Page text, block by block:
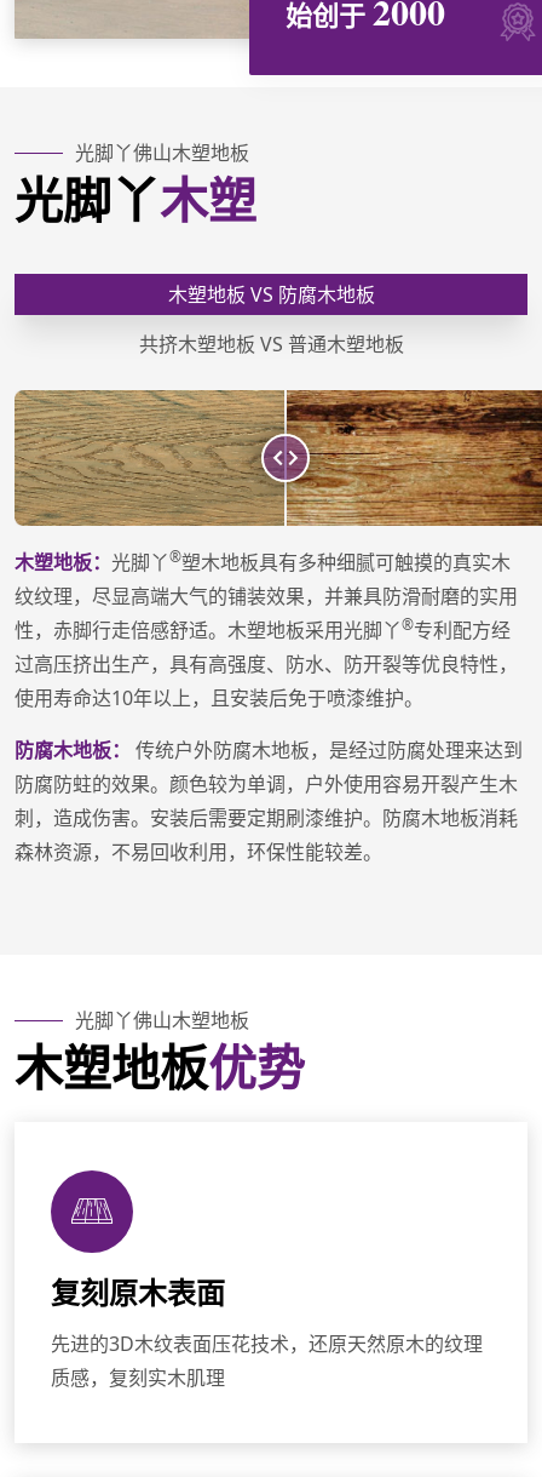
始创于2000
光脚丫佛山木塑地板
光脚丫木塑
木塑地板 VS 防腐木地板
共挤木塑地板 VS 普通木塑地板
木塑地板： 光脚丫®塑木地板具有多种细腻可触摸的真实木
纹纹理，尽显高端大气的铺装效果，并兼具防滑耐磨的实用
性，赤脚行走倍感舒适。木塑地板采用光脚丫®专利配方经
过高压挤出生产，具有高强度、防水、防开裂等优良特性，
使用寿命达10年以上，且安装后免于喷漆维护。
防腐木地板：
传统户外防腐木地板，是经过防腐处理来达到
防腐防蛀的效果。颜色较为单调，户外使用容易开裂产生木
刺，造成伤害。安装后需要定期刷漆维护。防腐木地板消耗
森林资源，不易回收利用，环保性能较差。
光脚丫佛山木塑地板
木塑地板优势
复刻原木表面
先进的3D木纹表面压花技术，还原天然原木的纹理
质感，复刻实木肌理